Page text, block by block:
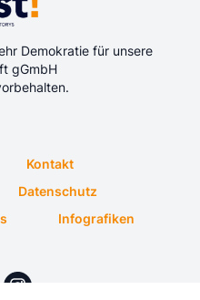
Demokratie für unsere
gGmbH
Kontakt
Datenschutz
Infografiken